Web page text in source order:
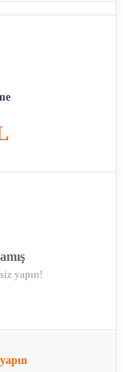
yapın!